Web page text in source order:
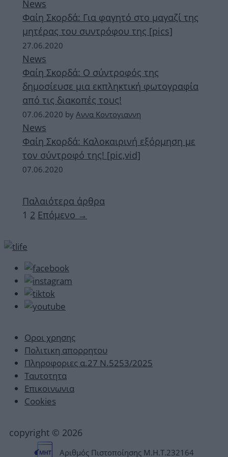
News
Φαίη Σκορδά: Για φαγητό στο μαγαζί της
μητέρας του συντρόφου της [pics]
27.06.2020
News
Φαίη Σκορδά: Ο σύντροφός της
δημοσίευσε μια εκπληκτική φωτογραφία
από τις διακοπές τους!
07.06.2020 by Αννα Κοντογιαννη
News
Φαίη Σκορδά: Καλοκαιρινή εξόρμηση με
τον σύντροφό της! [pic,vid]
07.06.2020
Παλαιότερα άρθρα
Σελίδα
1 Σελίδα
2 Επόμενο →
Οροι χρησης
Πολιτικη απορρητου
Πληροφοριες α.27 Ν.5253/2025
Ταυτοτητα
Επικοινωνια
Cookies
copyright © 2026
Αριθμός Πιστοποίησης Μ.Η.Τ.232164